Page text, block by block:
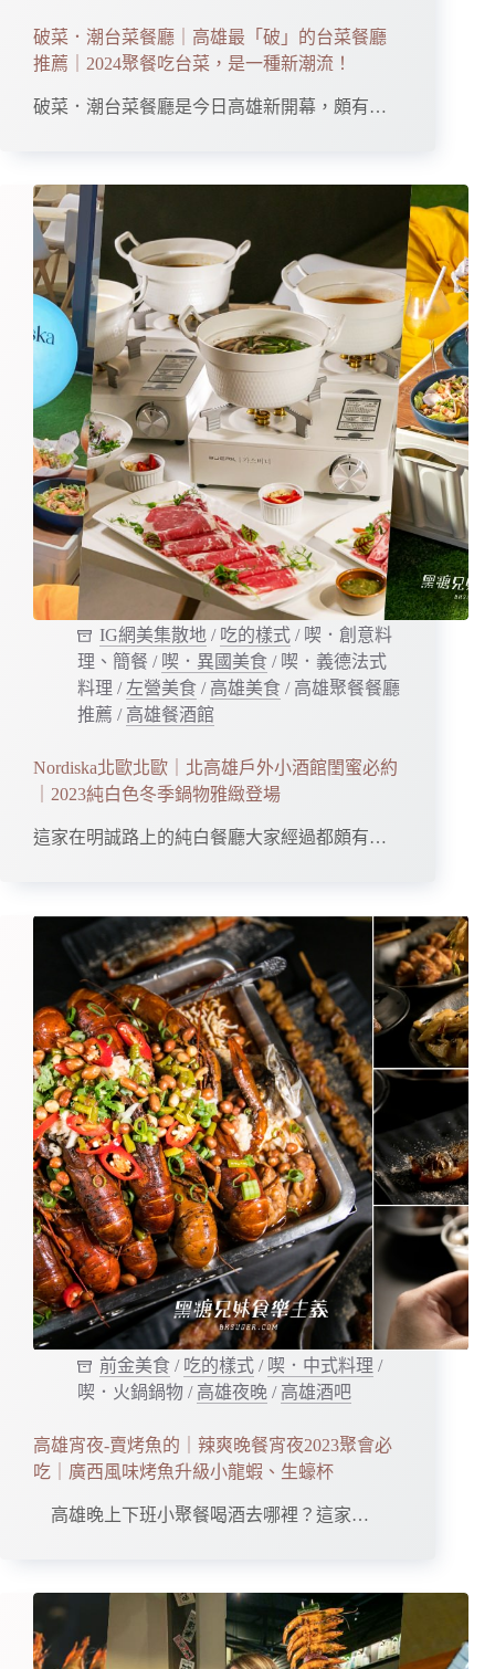
破菜．潮台菜餐廳｜高雄最「破」的台菜餐廳
推薦｜2024聚餐吃台菜，是一種新潮流！
破菜．潮台菜餐廳是今日高雄新開幕，頗有…
IG網美集散地 / 吃的樣式 / 喫．創意料
理、簡餐 / 喫．異國美食 / 喫．義德法式
料理 /左營美食 / 高雄美食 / 高雄聚餐餐廳
推薦 / 高雄餐酒館
Nordiska北歐北歐｜北高雄戶外小酒館閨蜜必約
｜2023純白色冬季鍋物雅緻登場
這家在明誠路上的純白餐廳大家經過都頗有…
前金美食 / 吃的樣式 / 喫．中式料理 /
喫．火鍋鍋物 / 高雄夜晚 / 高雄酒吧
高雄宵夜-賣烤魚的｜辣爽晚餐宵夜2023聚會必
吃｜廣西風味烤魚升級小龍蝦、生蠔杯
高雄晚上下班小聚餐喝酒去哪裡？這家…